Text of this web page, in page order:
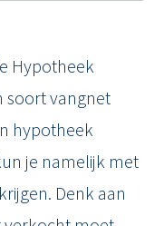
Hypotheek
soort vangnet
hypotheek
je namelijk met
Denk aan